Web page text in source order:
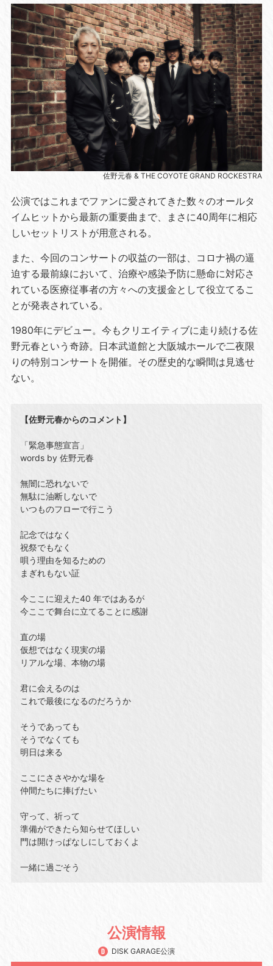
佐野元春 & THE COYOTE GRAND ROCKESTRA
公演ではこれまでファンに愛されてきた数々のオールタ
イムヒットから最新の重要曲まで、まさに40周年に相応
しいセットリストが用意される。
また、今回のコンサートの収益の一部は、コロナ禍の逼
迫する最前線において、治療や感染予防に懸命に対応さ
れている医療従事者の方々への支援金として役立てるこ
とが発表されている。
1980年にデビュー。今もクリエイティブに走り続ける佐
野元春という奇跡。日本武道館と大阪城ホールで二夜限
りの特別コンサートを開催。その歴史的な瞬間は見逃せ
ない。
【佐野元春からのコメント】
「緊急事態宣言」
words by 佐野元春
無闇に恐れないで
無駄に油断しないで
いつものフローで行こう
記念ではなく
祝祭でもなく
唄う理由を知るための
まぎれもない証
今ここに迎えた40 年ではあるが
今ここで舞台に立てることに感謝
直の場
仮想ではなく現実の場
リアルな場、本物の場
君に会えるのは
これで最後になるのだろうか
そうであっても
そうでなくても
明日は来る
ここにささやかな場を
仲間たちに捧げたい
守って、祈って
準備ができたら知らせてほしい
門は開けっぱなしにしておくよ
一緒に過ごそう
公演情報
DISK GARAGE公演